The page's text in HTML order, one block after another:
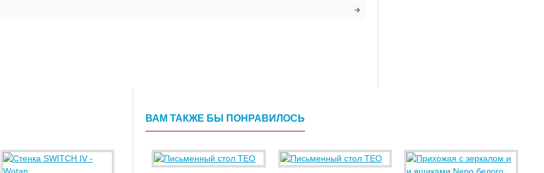
ВАМ ТАКЖЕ БЫ ПОНРАВИЛОСЬ